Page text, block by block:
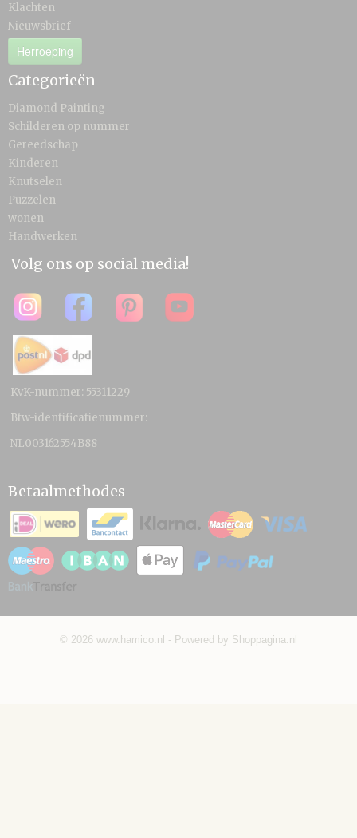
Klachten
Nieuwsbrief
Herroeping
Categorieën
Diamond Painting
Schilderen op nummer
Gereedschap
Kinderen
Knutselen
Puzzelen
wonen
Handwerken
Volg ons op social media!
KvK-nummer: 55311229
Btw-identificatienummer:
NL003162554B88
Betaalmethodes
© 2026 www.hamico.nl - Powered by Shoppagina.nl